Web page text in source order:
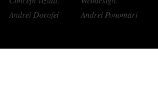
Andrei Dorofei
Andrei Ponomari